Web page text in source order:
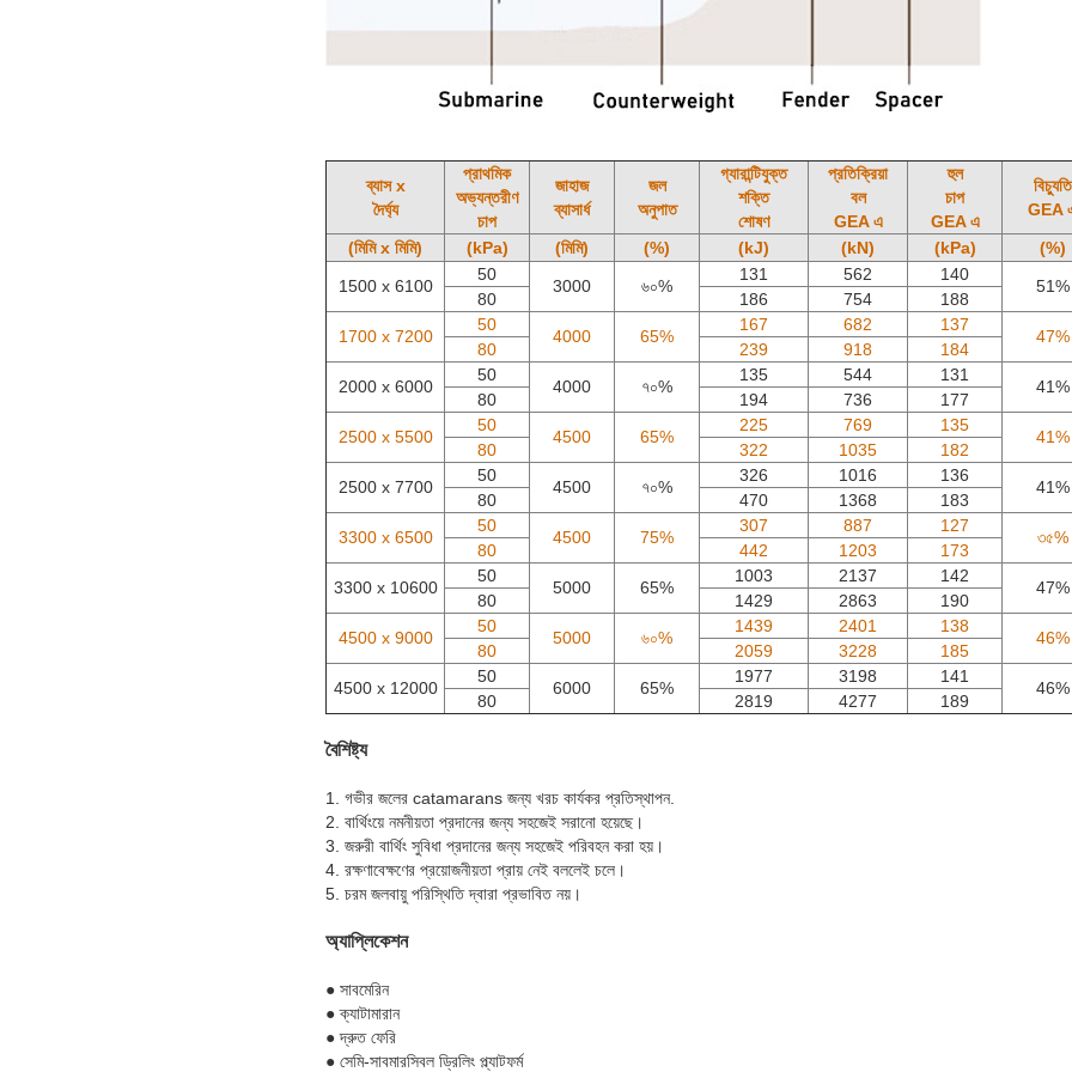
ব্যাস x
দৈর্ঘ্য
প্রাথমিক
অভ্যন্তরীণ
চাপ
জাহাজ
ব্যাসার্ধ
জল
অনুপাত
গ্যারান্টিযুক্ত
শক্তি
শোষণ
প্রতিক্রিয়া
বল
GEA এ
হুল
চাপ
GEA এ
বিচ্যুতি
GEA
(মিমি x মিমি)
(kPa) (মিমি) (%) (kJ) (kN) (kPa)
(%)
1500 x 6100
50
3000 ৬০%
131 562 140
51%
80 186 754
188
1700 x 7200
50
4000 65%
167 682 137
47%
80 239 918
184
2000 x 6000
50
4000 ৭০%
135 544 131
41%
80 194 736
177
2500 x 5500
50
4500 65%
225 769 135
41%
80 322 1035
182
2500 x 7700
50
4500 ৭০%
326 1016 136
41%
80 470 1368
183
3300 x 6500
50
4500 75%
307 887 127
৩৫%
80 442 1203
173
3300 x 10600
50
5000 65%
1003 2137 142
47%
80 1429 2863
190
4500 x 9000
50
5000 ৬০%
1439 2401 138
46%
80 2059 3228
185
4500 x 12000
50
6000 65%
1977 3198 141
46%
80 2819 4277 189
বৈশিষ্ট্য
1. গভীর জলের catamarans জন্য খরচ কার্যকর প্রতিস্থাপন.
2. বার্থিংয়ে নমনীয়তা প্রদানের জন্য সহজেই সরানো হয়েছে।
3. জরুরী বার্থিং সুবিধা প্রদানের জন্য সহজেই পরিবহন করা হয়।
4. রক্ষণাবেক্ষণের প্রয়োজনীয়তা প্রায় নেই বললেই চলে।
5. চরম জলবায়ু পরিস্থিতি দ্বারা প্রভাবিত নয়।
অ্যাপ্লিকেশন
● সাবমেরিন
● ক্যাটামারান
● দ্রুত ফেরি
● সেমি-সাবমারসিবল ড্রিলিং প্ল্যাটফর্ম